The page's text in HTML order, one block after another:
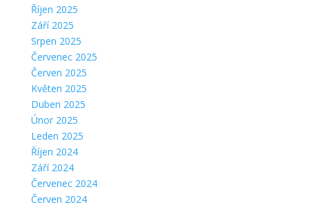
Říjen 2025
Září 2025
Srpen 2025
Červenec 2025
Červen 2025
Květen 2025
Duben 2025
Únor 2025
Leden 2025
Říjen 2024
Září 2024
Červenec 2024
Červen 2024